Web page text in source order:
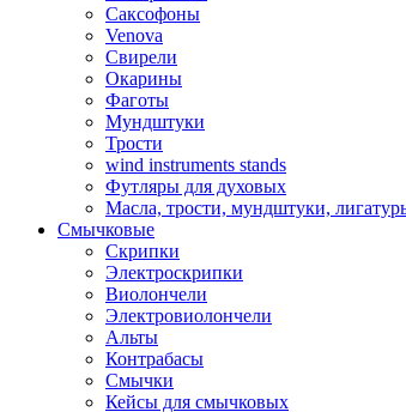
Саксофоны
Venova
Свирели
Окарины
Фаготы
Мундштуки
Трости
wind instruments stands
Футляры для духовых
Масла, трости, мундштуки,
Смычковые
Скрипки
Электроскрипки
Виолончели
Электровиолончели
Альты
Контрабасы
Смычки
Кейсы для смычковых